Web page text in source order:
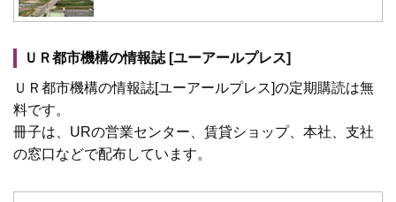
ＵＲ都市機構の情報誌 [ユーアールプレス]
ＵＲ都市機構の情報誌[ユーアールプレス]の定期購読は無
料です。
冊子は、URの営業センター、賃貸ショップ、本社、支社
の窓口などで配布しています。